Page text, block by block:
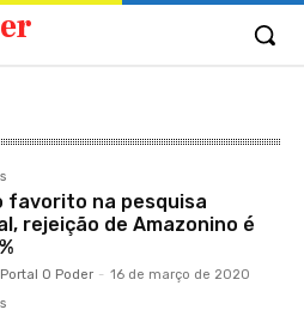
favorito na pesquisa
rejeição de Amazonino é
O Poder - 16 de março de 2020